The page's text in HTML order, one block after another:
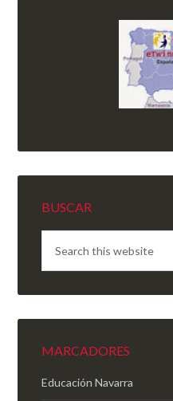
BUSCAR
MARCADORES
Educación Navarra